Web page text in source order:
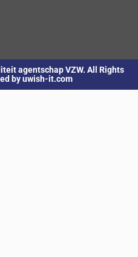
agentschap VZW. All Rights
by uwish-it.com